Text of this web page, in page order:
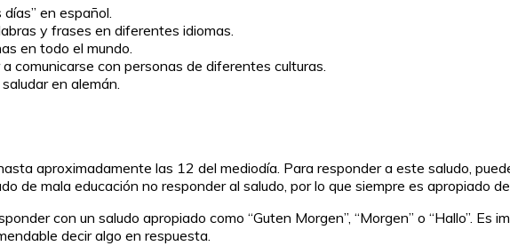
en español.
y frases en diferentes idiomas.
en todo el mundo.
comunicarse con personas de diferentes culturas.
en alemán.
aproximadamente las 12 del mediodía. Para responder a este saludo,
de mala educación no responder al saludo, por lo que siempre es apropiado
con un saludo apropiado como “Guten Morgen”, “Morgen” o “Hallo”.
decir algo en respuesta.